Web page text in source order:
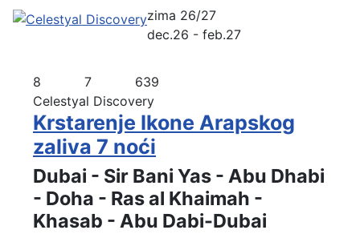
zima 26/27
dec.26 - feb.27
8 7
639
Celestyal Discovery
Krstarenje Ikone Arapskog
zaliva 7 noći
Dubai - Sir Bani Yas - Abu Dhabi
- Doha - Ras al Khaimah -
Khasab - Abu Dabi-Dubai